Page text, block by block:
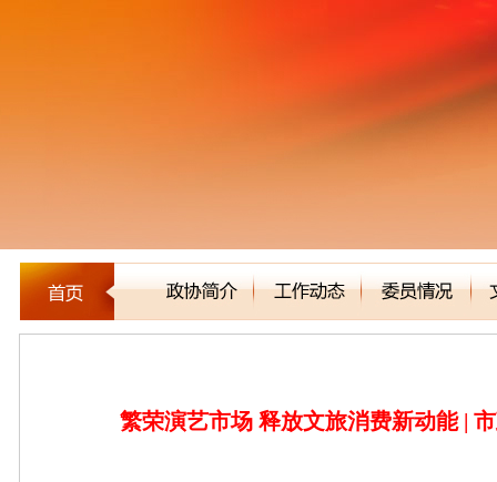
繁荣演艺市场 释放文旅消费新动能 |